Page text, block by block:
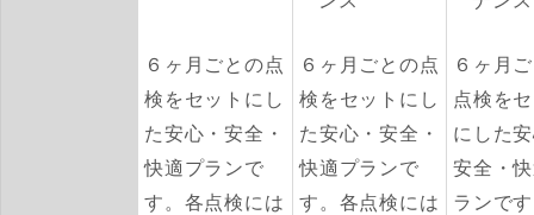
６ヶ月ごとの点
検をセットにし
た安心・安全・
快適プランで
す。各点検には
６ヶ月ごとの点
検をセットにし
た安心・安全・
快適プランで
す。各点検には
６ヶ月
点検を
にした
安全・
ランで